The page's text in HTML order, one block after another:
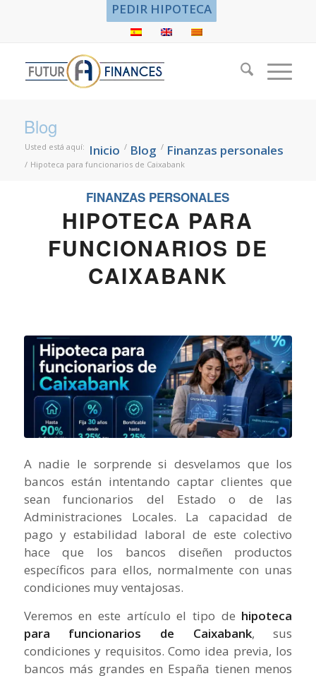
PEDIR HIPOTECA
Blog
Usted está aquí: Inicio / Blog / Finanzas personales
/ Hipoteca para funcionarios de Caixabank
FINANZAS PERSONALES
HIPOTECA PARA
FUNCIONARIOS DE
CAIXABANK
A nadie le sorprende si desvelamos que los
bancos están intentando captar clientes que
sean funcionarios del Estado o de las
Administraciones Locales. La capacidad de
pago y estabilidad laboral de este colectivo
hace que los bancos diseñen productos
específicos para ellos, normalmente con unas
condiciones muy ventajosas.
Veremos en este artículo el tipo de hipoteca
para funcionarios de Caixabank, sus
condiciones y requisitos. Como idea previa, los
bancos más grandes en España tienen menos